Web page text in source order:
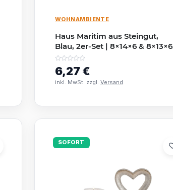
WOHNAMBIENTE
Haus Maritim aus Steingut,
Blau, 2er-Set | 8×14×6 & 8×13×6
cm
6,27 €
inkl. MwSt. zzgl. Versand
SOFORT